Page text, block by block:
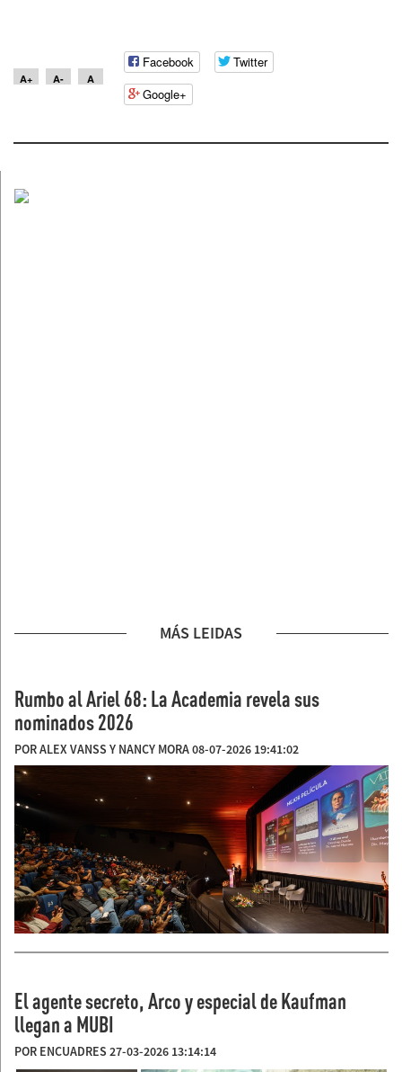
A+ A- A
Facebook
Twitter
Google+
MÁS LEIDAS
Rumbo al Ariel 68: La Academia revela sus
nominados 2026
POR ALEX VANSS Y NANCY MORA 08-07-2026 19:41:02
El agente secreto, Arco y especial de Kaufman
llegan a MUBI
POR ENCUADRES 27-03-2026 13:14:14